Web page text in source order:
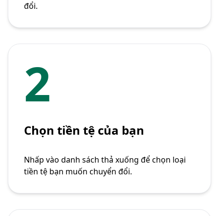
đổi.
2
Chọn tiền tệ của bạn
Nhấp vào danh sách thả xuống để chọn loại
tiền tệ bạn muốn chuyển đổi.